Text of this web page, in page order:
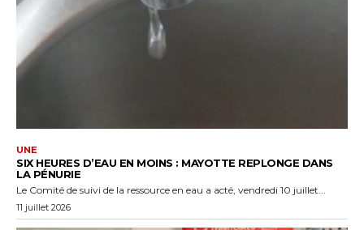
UNE
SIX HEURES D’EAU EN MOINS : MAYOTTE REPLONGE DANS
LA PÉNURIE
Le Comité de suivi de la ressource en eau a acté, vendredi 10 juillet...
11 juillet 2026